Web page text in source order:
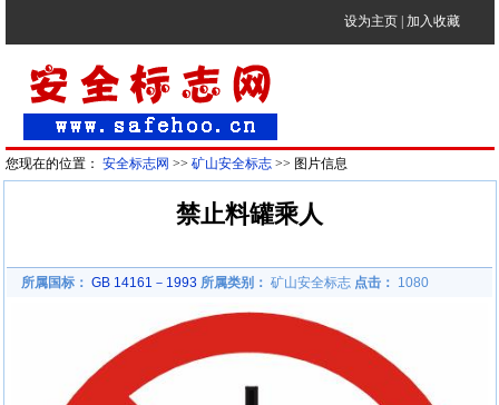
设为主页 加入收藏
您现在的位置： 安全标志网 >> 矿山安全标志>> 图片信息
禁止料罐乘人
所属国标： GB 14161－1993 所属类别： 矿山安全标志 点击： 1080